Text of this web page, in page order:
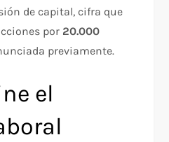
de capital, cifra que
por 20.000
previamente.
el